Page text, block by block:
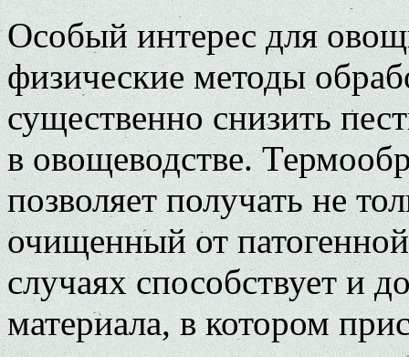
Особый интерес для
физические методы
существенно снизить
в овощеводстве.
позволяет получать не
очищенный от
случаях способствует и
материала, в котором